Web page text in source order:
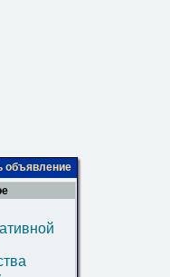
объявление